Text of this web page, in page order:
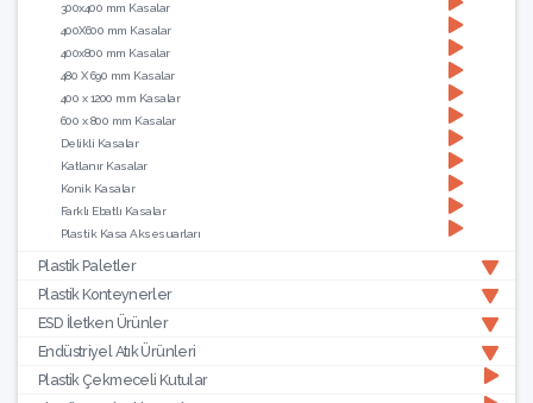
300x400 mm Kasalar
400X600 mm Kasalar
400x800 mm Kasalar
480 X 690 mm Kasalar
400 x 1200 mm Kasalar
600 x 800 mm Kasalar
Delikli Kasalar
Katlanır Kasalar
Konik Kasalar
Farklı Ebatlı Kasalar
Plastik Kasa Aksesuarları
Plastik Paletler
Plastik Konteynerler
ESD İletken Ürünler
Endüstriyel Atık Ürünleri
Plastik Çekmeceli Kutular